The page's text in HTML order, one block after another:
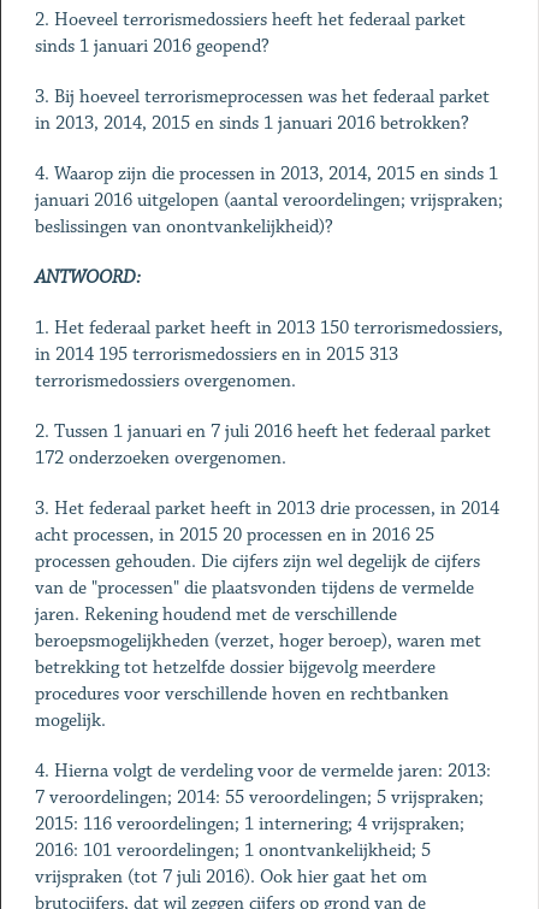
2. Hoeveel terrorismedossiers heeft het federaal parket
sinds 1 januari 2016 geopend?
3. Bij hoeveel terrorismeprocessen was het federaal parket
in 2013, 2014, 2015 en sinds 1 januari 2016 betrokken?
4. Waarop zijn die processen in 2013, 2014, 2015 en sinds 1
januari 2016 uitgelopen (aantal veroordelingen; vrijspraken;
beslissingen van onontvankelijkheid)?
ANTWOORD:
1. Het federaal parket heeft in 2013 150 terrorismedossiers,
in 2014 195 terrorismedossiers en in 2015 313
terrorismedossiers overgenomen.
2. Tussen 1 januari en 7 juli 2016 heeft het federaal parket
172 onderzoeken overgenomen.
3. Het federaal parket heeft in 2013 drie processen, in 2014
acht processen, in 2015 20 processen en in 2016 25
processen gehouden. Die cijfers zijn wel degelijk de cijfers
van de "processen" die plaatsvonden tijdens de vermelde
jaren. Rekening houdend met de verschillende
beroepsmogelijkheden (verzet, hoger beroep), waren met
betrekking tot hetzelfde dossier bijgevolg meerdere
procedures voor verschillende hoven en rechtbanken
mogelijk.
4. Hierna volgt de verdeling voor de vermelde jaren: 2013:
7 veroordelingen; 2014: 55 veroordelingen; 5 vrijspraken;
2015: 116 veroordelingen; 1 internering; 4 vrijspraken;
2016: 101 veroordelingen; 1 onontvankelijkheid; 5
vrijspraken (tot 7 juli 2016). Ook hier gaat het om
brutocijfers, dat wil zeggen cijfers op grond van de